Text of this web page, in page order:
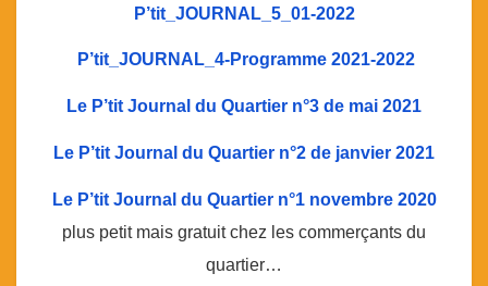
P’tit_JOURNAL_5_01-2022
P’tit_JOURNAL_4-Programme 2021-2022
Le P’tit Journal du Quartier n°3 de mai 2021
Le P’tit Journal du Quartier n°2 de janvier 2021
Le P’tit Journal du Quartier n°1 novembre 2020
plus petit mais gratuit chez les commerçants du
quartier…